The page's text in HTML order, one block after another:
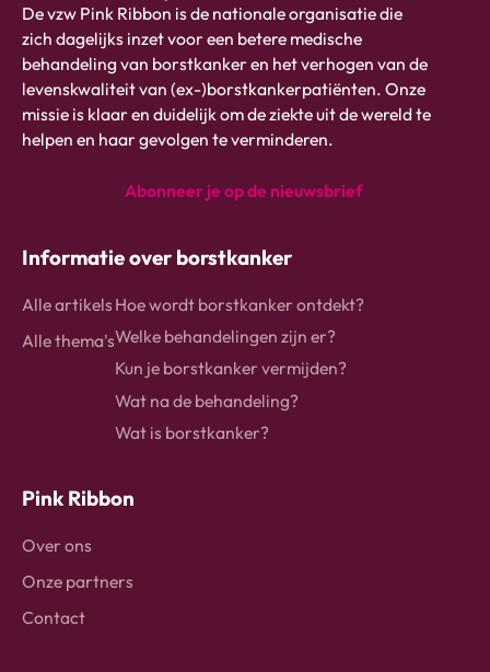
Pink
ribbon
logo
-
link
naar
De vzw Pink Ribbon is de nationale organisatie die
zich dagelijks inzet voor een betere medische
behandeling van borstkanker en het verhogen van de
levenskwaliteit van (ex-)borstkankerpatiënten. Onze
missie is klaar en duidelijk om de ziekte uit de wereld te
helpen en haar gevolgen te verminderen.
Abonneer je op de nieuwsbrief
Informatie over borstkanker
Alle artikels
Alle thema's
Hoe wordt borstkanker ontdekt?
Welke behandelingen zijn er?
Kun je borstkanker vermijden?
Wat na de behandeling?
Wat is borstkanker?
Pink Ribbon
Over ons
Onze partners
Contact